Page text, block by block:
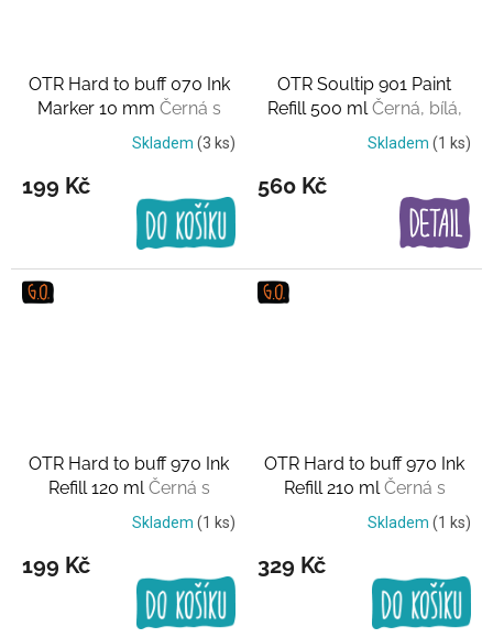
OTR Hard to buff 070 Ink
Marker 10 mm Černá s
měděným nádechem
Skladem (3 ks)
199 Kč
OTR Soultip 901 Paint
Refill 500 mlČerná, bílá,
červenáSkladem (1 ks)
560 Kč
OTR Hard to buff 970 Ink
Refill 120 mlČerná s
měděným nádechem
Skladem (1 ks)
199 Kč
OTR Hard to buff 970 Ink
Refill 210 mlČerná s
měděným nádechem
Skladem (1 ks)
329 Kč